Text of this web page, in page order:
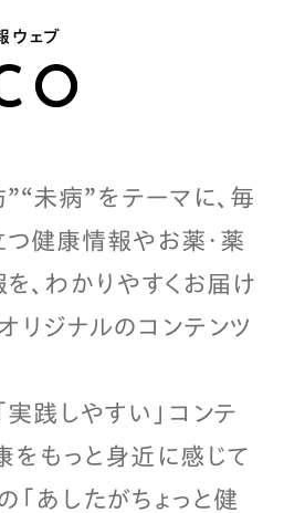
ウェブ
未病”をテーマに、毎
健康情報やお薬・薬
、わかりやすくお届け
リジナルのコンテンツ
実践しやすい」コンテ
をもっと身近に感じて
「あしたがちょっと健